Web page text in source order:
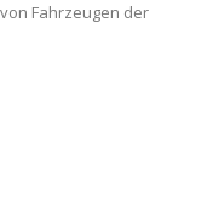
Fahrzeugen der